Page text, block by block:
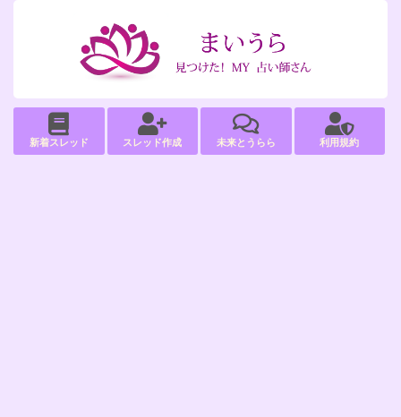
新着スレッド スレッド作成 未来とうらら 利用規約